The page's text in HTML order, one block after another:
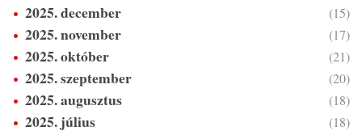
2025. december (15)
2025. november (17)
2025. október (21)
2025. szeptember (20)
2025. augusztus (18)
2025. július (18)